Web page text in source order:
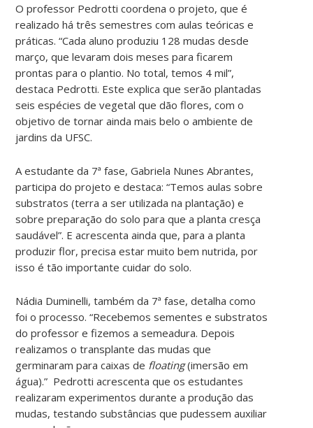
O professor Pedrotti coordena o projeto, que é
realizado há três semestres com aulas teóricas e
práticas. “Cada aluno produziu 128 mudas desde
março, que levaram dois meses para ficarem
prontas para o plantio. No total, temos 4 mil”,
destaca Pedrotti. Este explica que serão plantadas
seis espécies de vegetal que dão flores, com o
objetivo de tornar ainda mais belo o ambiente de
jardins da UFSC.
A estudante da 7ª fase, Gabriela Nunes Abrantes,
participa do projeto e destaca: “Temos aulas sobre
substratos (terra a ser utilizada na plantação) e
sobre preparação do solo para que a planta cresça
saudável”. E acrescenta ainda que, para a planta
produzir flor, precisa estar muito bem nutrida, por
isso é tão importante cuidar do solo.
Nádia Duminelli, também da 7ª fase, detalha como
foi o processo. “Recebemos sementes e substratos
do professor e fizemos a semeadura. Depois
realizamos o transplante das mudas que
germinaram para caixas de floating(imersão em
água).” Pedrotti acrescenta que os estudantes
realizaram experimentos durante a produção das
mudas, testando substâncias que pudessem auxiliar